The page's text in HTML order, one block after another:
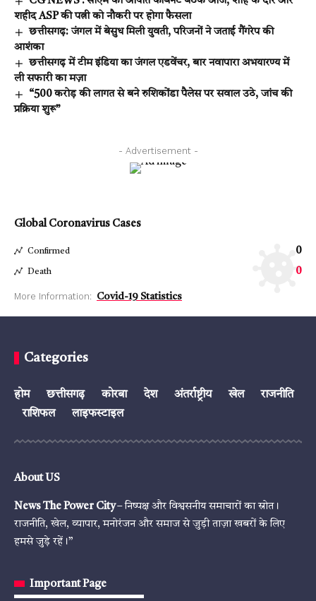
शहीद ASP की पत्नी को नौकरी पर होगा फैसला
छत्तीसगढ़: जंगल में बेसुध मिली युवती, परिजनों ने जताई गैंगरेप की
आशंका
छत्तीसगढ़ में टीम इंडिया का जंगल एडवेंचर, बार नवापारा अभयारण्य में
ली सफारी का मज़ा
“500 करोड़ की लागत से बने रुशिकोंडा पैलेस पर सवाल उठे, जांच की
प्रक्रिया शुरू”
- Advertisement -
Global Coronavirus Cases
Confirmed 0
Death 0
More Information: Covid-19 Statistics
Categories
होम छत्तीसगढ़ कोरबा देश अंतर्राष्ट्रीय खेल
राजनीति
राशिफल
लाइफस्टाइल
About US
News The Power City– निष्पक्ष और विश्वसनीय समाचारों का स्रोत।
राजनीति, खेल, व्यापार, मनोरंजन और समाज से जुड़ी ताज़ा खबरों के लिए
हमसे जुड़े रहें।”
Important Page